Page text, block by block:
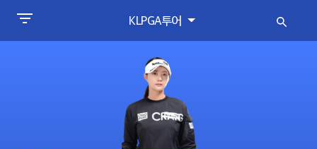
KLPGA투어